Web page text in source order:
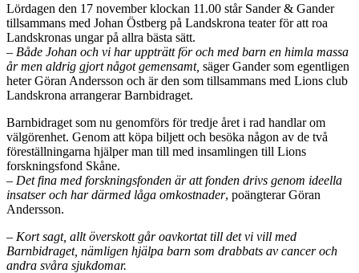
Lördagen den 17 november klockan 11.00 står Sander & Gander
tillsammans med Johan Östberg på Landskrona teater för att roa
Landskronas ungar på allra bästa sätt.
– Både Johan och vi har uppträtt för och med barn en himla massa
år men aldrig gjort något gemensamt, säger Gander som egentligen
heter Göran Andersson och är den som tillsammans med Lions club
Landskrona arrangerar Barnbidraget.
Barnbidraget som nu genomförs för tredje året i rad handlar om
välgörenhet. Genom att köpa biljett och besöka någon av de två
föreställningarna hjälper man till med insamlingen till Lions
forskningsfond Skåne.
– Det fina med forskningsfonden är att fonden drivs genom ideella
insatser och har därmed låga omkostnader, poängterar Göran
Andersson.
– Kort sagt, allt överskott går oavkortat till det vi vill med
Barnbidraget, nämligen hjälpa barn som drabbats av cancer och
andra svåra sjukdomar.